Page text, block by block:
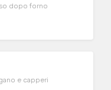
dopo forno
e capperi